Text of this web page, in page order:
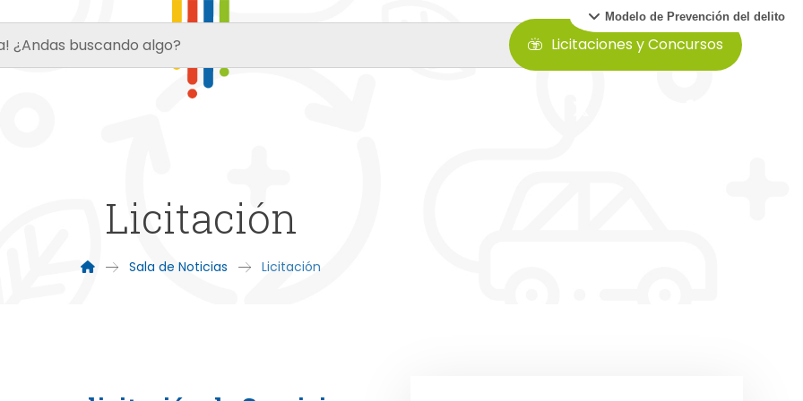
Modelo de Prevención del delito
Licitaciones y Concursos
Licitación
Sala de Noticias Licitación